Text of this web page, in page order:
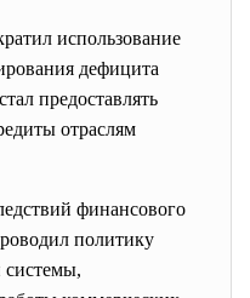
использование
дефицита
предоставлять
отраслям
финансового
политику
системы,